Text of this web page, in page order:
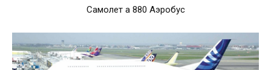
Самолет а 880 Аэробус